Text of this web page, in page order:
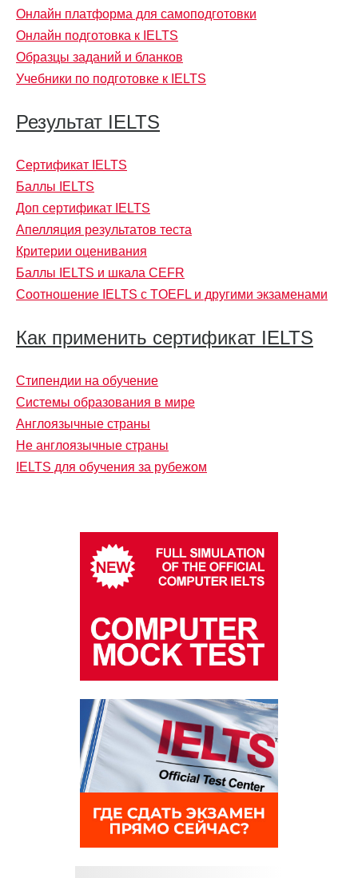
Онлайн платформа для самоподготовки
Онлайн подготовка к IELTS
Образцы заданий и бланков
Учебники по подготовке к IELTS
Результат IELTS
Сертификат IELTS
Баллы IELTS
Доп сертификат IELTS
Апелляция результатов теста
Критерии оценивания
Баллы IELTS и шкала CEFR
Соотношение IELTS с TOEFL и другими экзаменами
Как применить сертификат IELTS
Стипендии на обучение
Системы образования в мире
Англоязычные страны
Не англоязычные страны
IELTS для обучения за рубежом